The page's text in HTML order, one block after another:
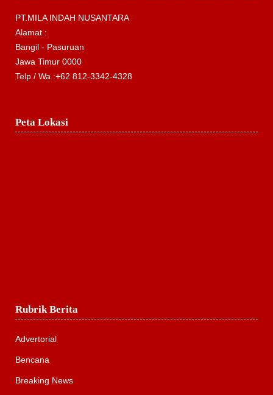
PT.MILA INDAH NUSANTARA
Alamat :
Bangil - Pasuruan
Jawa Timur 0000
Telp / Wa :+62 812-3342-4328
Peta Lokasi
Rubrik Berita
Advertorial
Bencana
Breaking News